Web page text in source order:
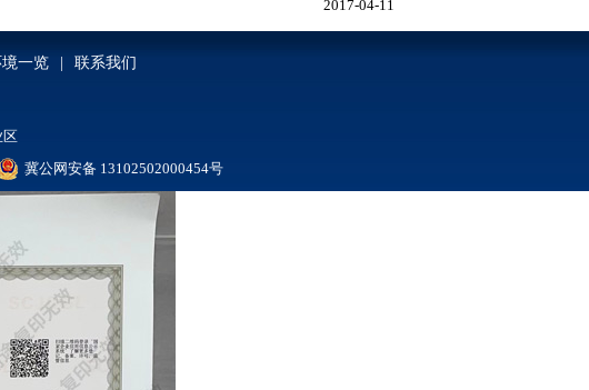
2017-04-11
一览 联系我们
冀公网安备 13102502000454号